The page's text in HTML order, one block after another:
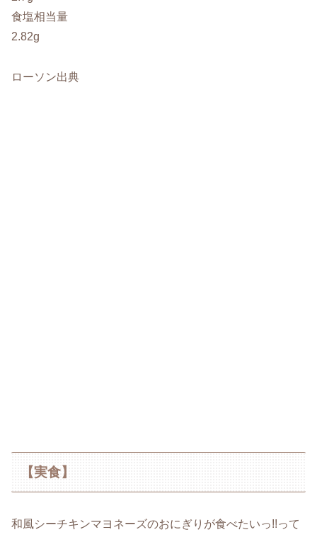
食塩相当量
2.82g
ローソン出典
【実食】
和風シーチキンマヨネーズのおにぎりが食べたいっ!!って